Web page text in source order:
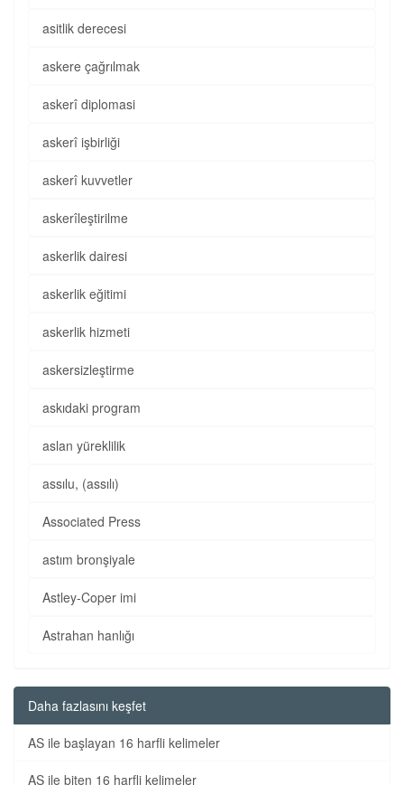
asitlik derecesi
askere çağrılmak
askerî diplomasi
askerî işbirliği
askerî kuvvetler
askerîleştirilme
askerlik dairesi
askerlik eğitimi
askerlik hizmeti
askersizleştirme
askıdaki program
aslan yüreklilik
assılu, (assılı)
Associated Press
astım bronşiyale
Astley-Coper imi
Astrahan hanlığı
Daha fazlasını keşfet
AS ile başlayan 16 harfli kelimeler
AS ile biten 16 harfli kelimeler